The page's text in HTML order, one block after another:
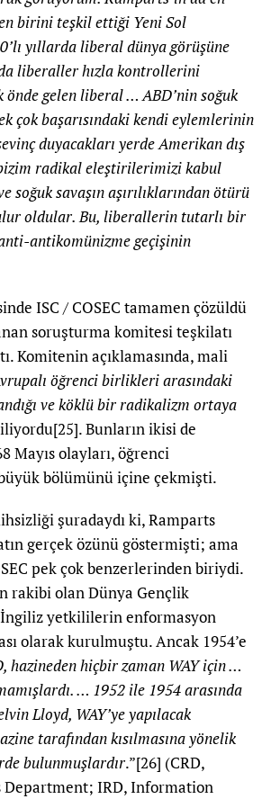
birini teşkil ettiği Yeni Sol
yıllarda liberal dünya görüşüne
liberaller hızla kontrollerini
önde gelen liberal … ABD’nin soğuk
çok başarısındaki kendi eylemlerinin
duyacakları yerde Amerikan dış
radikal eleştirilerimizi kabul
soğuk savaşın aşırılıklarından ötürü
oldular. Bu, liberallerin tutarlı bir
antikomünizme geçişinin
ISC / COSEC tamamen çözüldü
soruşturma komitesi teşkilatı
Komitenin açıklamasında, mali
öğrenci birlikleri arasındaki
ve köklü bir radikalizm ortaya
[25]. Bunların ikisi de
Mayıs olayları, öğrenci
bölümünü içine çekmişti.
şuradaydı ki, Ramparts
gerçek özünü göstermişti; ama
pek çok benzerlerinden biriydi.
rakibi olan Dünya Gençlik
İngiliz yetkililerin enformasyon
olarak kurulmuştu. Ancak 1954’e
hazineden hiçbir zaman WAY için …
… 1952 ile 1954 arasında
Lloyd, WAY’ye yapılacak
tarafından kısılmasına yönelik
bulunmuşlardır.”[26] (CRD,
Department; IRD, Information